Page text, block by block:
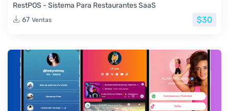
RestPOS - Sistema Para Restaurantes SaaS
67 Ventas $30